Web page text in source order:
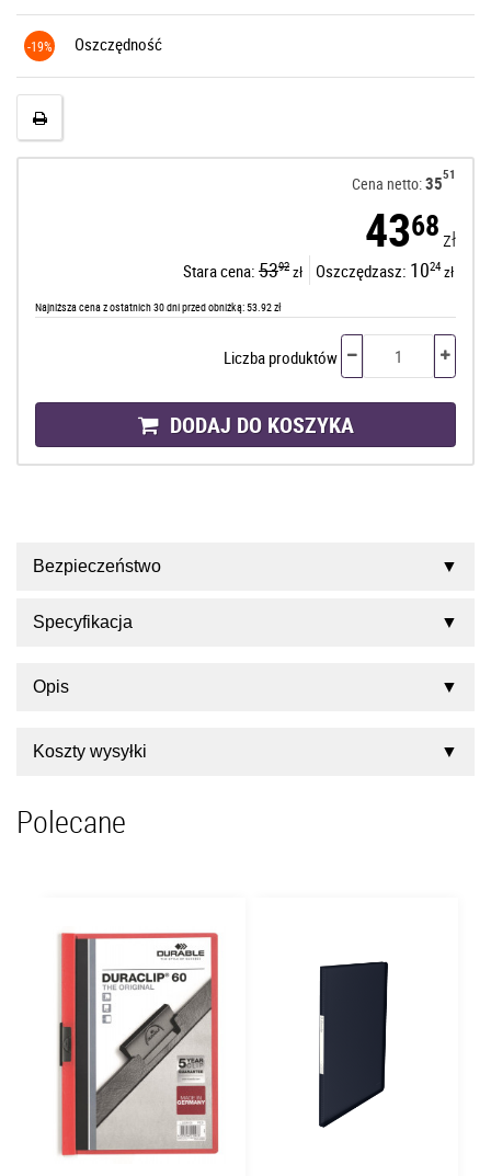
-19% Oszczędność
Cena netto:3551
4368 zł
Stara cena: 5392 zł Oszczędzasz: 1024 zł
Najniższa cena z ostatnich 30 dni przed obniżką: 53.92 zł
Liczba produktów
DODAJ DO KOSZYKA
Bezpieczeństwo
Specyfikacja
Opis
Koszty wysyłki
Polecane